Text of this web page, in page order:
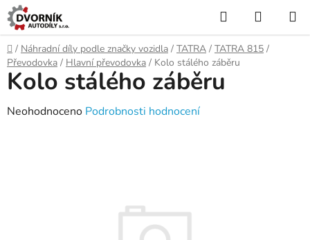
Přejít
na
obsah
Hledat
KOŠÍK
Domů
/ Náhradní díly podle značky vozidla / TATRA / TATRA 815 /
Převodovka / Hlavní převodovka / Kolo stálého záběru
Kolo stálého záběru
Průměrné
Neohodnoceno Podrobnosti hodnocení